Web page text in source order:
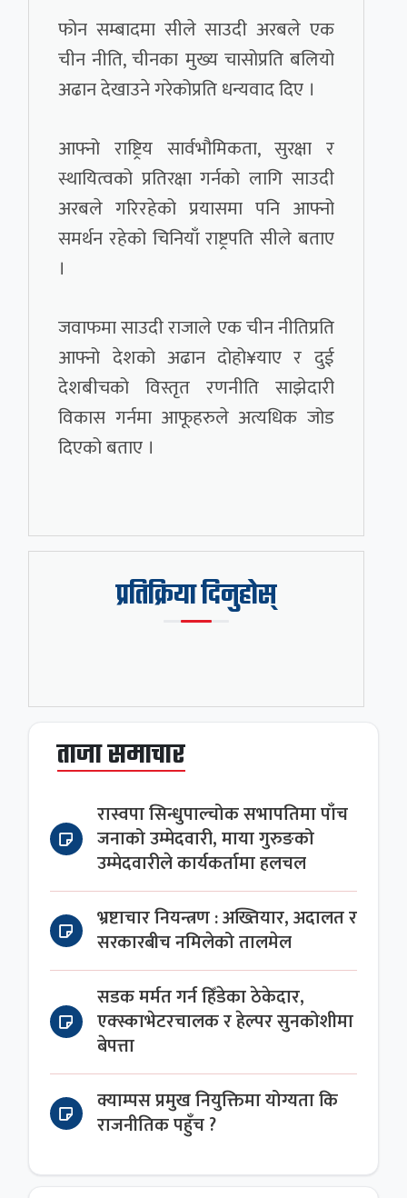
फोन सम्बादमा सीले साउदी अरबले एक
चीन नीति, चीनका मुख्य चासोप्रति बलियो
अढान देखाउने गरेकोप्रति धन्यवाद दिए ।
आफ्नो राष्ट्रिय सार्वभौमिकता, सुरक्षा र
स्थायित्वको प्रतिरक्षा गर्नको लागि साउदी
अरबले गरिरहेको प्रयासमा पनि आफ्नो
समर्थन रहेको चिनियाँ राष्ट्रपति सीले बताए
।
जवाफमा साउदी राजाले एक चीन नीतिप्रति
आफ्नो देशको अढान दोहो¥याए र दुई
देशबीचको विस्तृत रणनीति साझेदारी
विकास गर्नमा आफूहरुले अत्यधिक जोड
दिएको बताए ।
प्रतिक्रिया दिनुहोस्
ताजा समाचार
रास्वपा सिन्धुपाल्चोक सभापतिमा पाँच
जनाको उम्मेदवारी, माया गुरुङको
उम्मेदवारीले कार्यकर्तामा हलचल
भ्रष्टाचार नियन्त्रण : अख्तियार, अदालत र
सरकारबीच नमिलेको तालमेल
सडक मर्मत गर्न हिँडेका ठेकेदार,
एक्स्काभेटरचालक र हेल्पर सुनकोशीमा
बेपत्ता
क्याम्पस प्रमुख नियुक्तिमा योग्यता कि
राजनीतिक पहुँच ?